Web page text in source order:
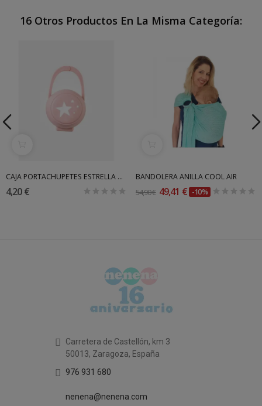
16 Otros Productos En La Misma Categoría:
CAJA PORTACHUPETES ESTRELLA SARO
4,20 €
BANDOLERA ANILLA COOL AIR
54,90 € 49,41 € -10%
Carretera de Castellón, km 3
50013, Zaragoza, España
976 931 680
nenena@nenena.com